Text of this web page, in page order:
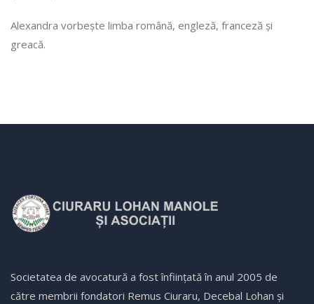
Alexandra vorbește limba română, engleză, franceză și
greacă.
Societatea de avocatură a fost înfiinţată în anul 2005 de
către membrii fondatori Remus Ciuraru, Decebal Lohan şi